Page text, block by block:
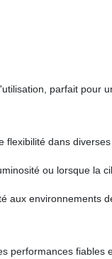
parfait pour
dans diverses
ou lorsque la
aux environnements
performances